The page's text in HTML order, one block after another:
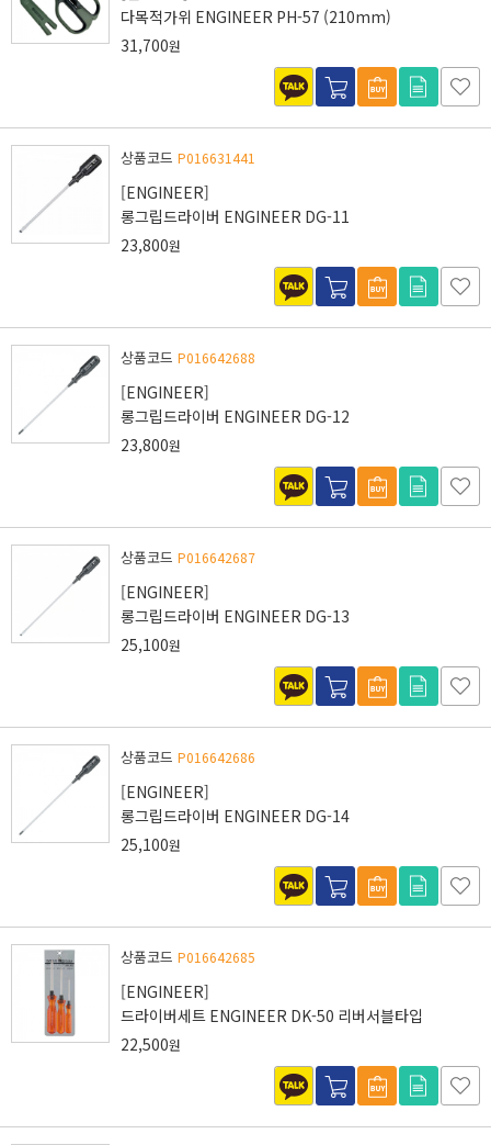
다목적가위 ENGINEER PH-57 (210mm)
31,700원
상품코드 P016631441
[ENGINEER]
롱그립드라이버 ENGINEER DG-11
23,800원
상품코드 P016642688
[ENGINEER]
롱그립드라이버 ENGINEER DG-12
23,800원
상품코드 P016642687
[ENGINEER]
롱그립드라이버 ENGINEER DG-13
25,100원
상품코드 P016642686
[ENGINEER]
롱그립드라이버 ENGINEER DG-14
25,100원
상품코드 P016642685
[ENGINEER]
드라이버세트 ENGINEER DK-50 리버서블타입
22,500원